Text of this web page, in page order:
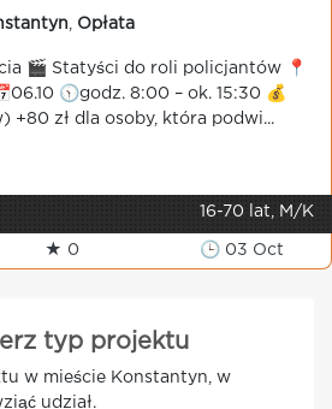
Opłata
🎬 Statyści do roli policjantów 📍
🕥godz. 8:00 – ok. 15:30 💰
+80 zł dla osoby, która podwi...
16-70 lat, M/K
★ 0 🕒 03 Oct
typ projektu
w mieście Konstantyn, w
udział.